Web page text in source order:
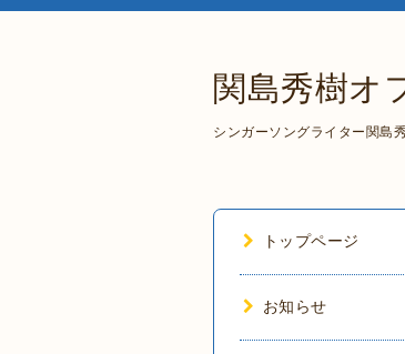
関島秀樹オ
シンガーソングライター関島
トップページ
お知らせ